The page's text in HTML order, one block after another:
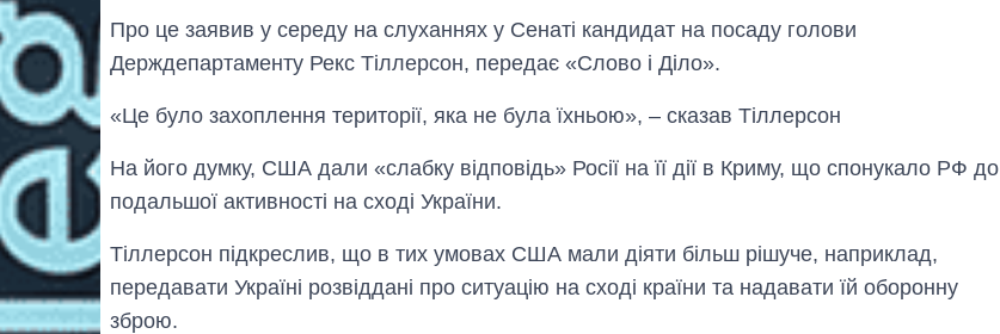
Про це заявив у середу на слуханнях у Сенаті кандидат на посаду голови
Держдепартаменту Рекс Тіллерсон, передає «Слово і Діло».
«Це було захоплення території, яка не була їхньою», – сказав Тіллерсон
На його думку, США дали «слабку відповідь» Росії на її дії в Криму, що спонукало РФ до
подальшої активності на сході України.
Тіллерсон підкреслив, що в тих умовах США мали діяти більш рішуче, наприклад,
передавати Україні розвіддані про ситуацію на сході країни та надавати їй оборонну
зброю.